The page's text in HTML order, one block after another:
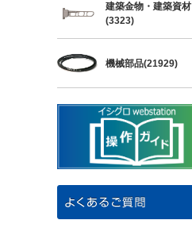
建築金物・建築資材
(3323)
機械部品(21929)